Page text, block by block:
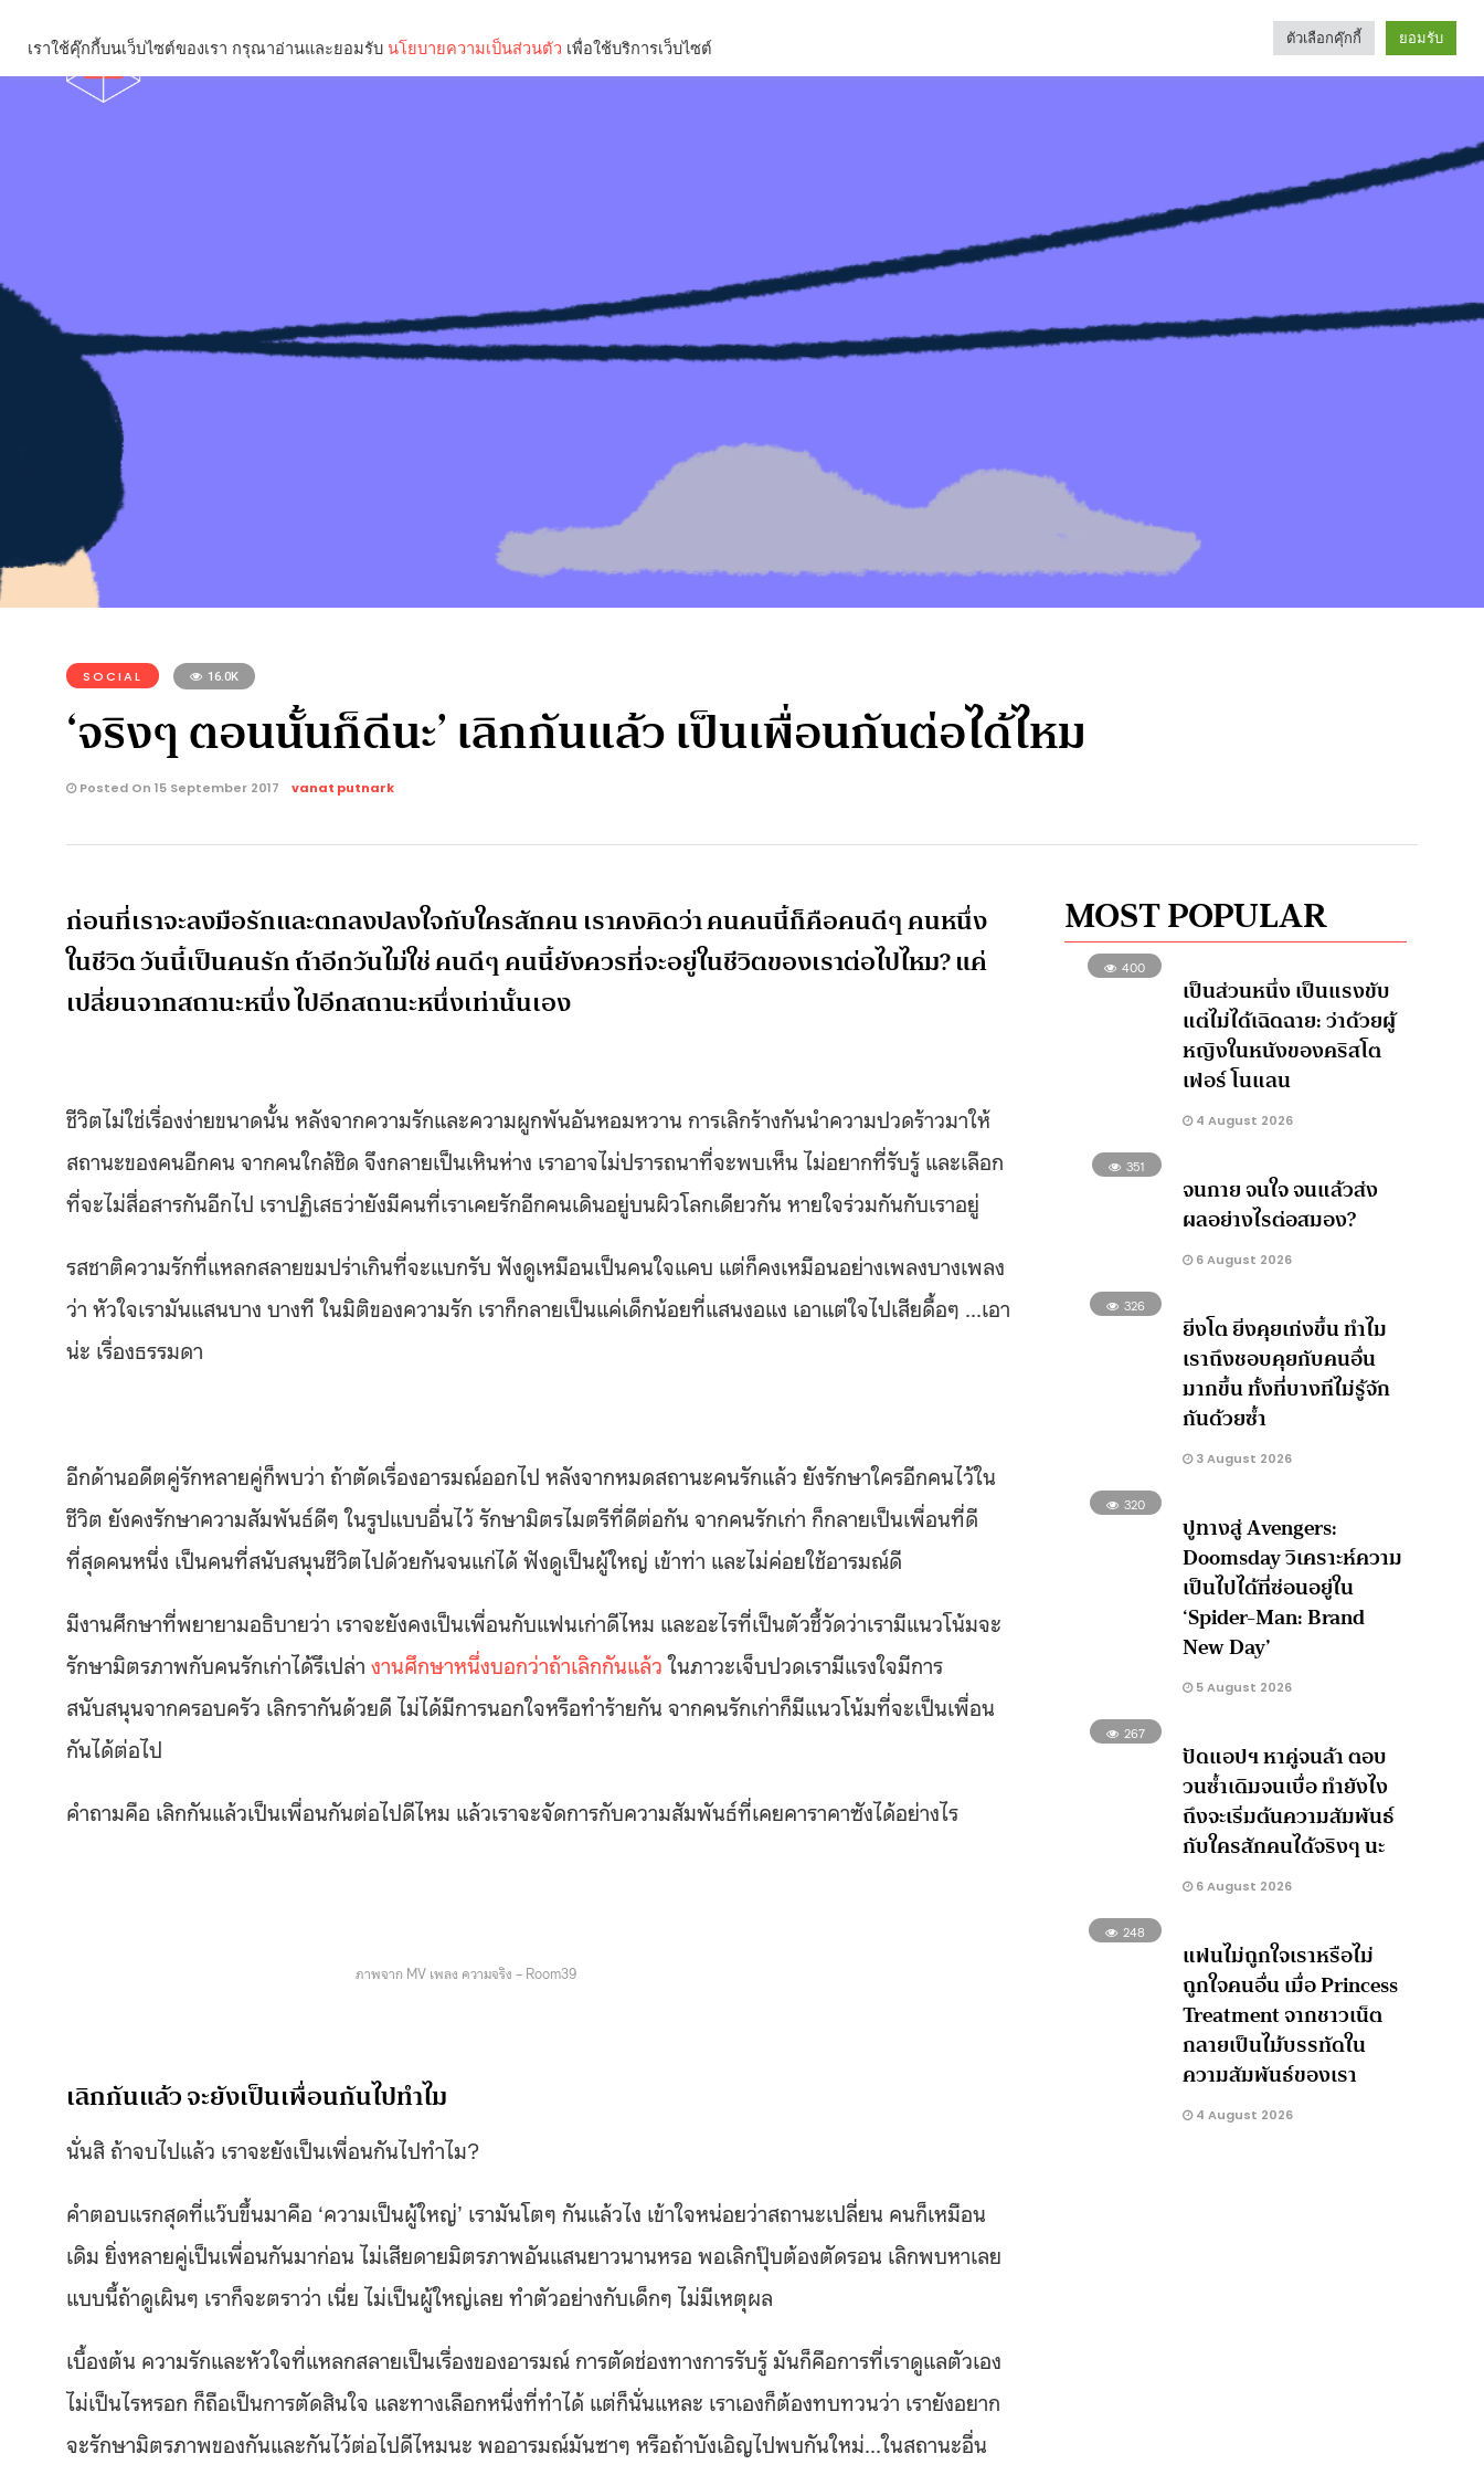
Categories
SOCIAL 16.0K
‘จริงๆ ตอนนั้นก็ดีนะ’ เลิกกันแล้ว เป็นเพื่อนกันต่อได้ไหม
Posted On 15 September 2017 vanat putnark
ก่อนที่เราจะลงมือรักและตกลงปลงใจกับใครสักคน เราคงคิดว่า คนคนนี้ก็คือคนดีๆ คนหนึ่ง
ในชีวิต วันนี้เป็นคนรัก ถ้าอีกวันไม่ใช่ คนดีๆ คนนี้ยังควรที่จะอยู่ในชีวิตของเราต่อไปไหม? แค่
เปลี่ยนจากสถานะหนึ่ง ไปอีกสถานะหนึ่งเท่านั้นเอง
ชีวิตไม่ใช่เรื่องง่ายขนาดนั้น หลังจากความรักและความผูกพันอันหอมหวาน การเลิกร้างกันนำความปวดร้าวมาให้
สถานะของคนอีกคน จากคนใกล้ชิด จึงกลายเป็นเหินห่าง เราอาจไม่ปรารถนาที่จะพบเห็น ไม่อยากที่รับรู้ และเลือก
ที่จะไม่สื่อสารกันอีกไป เราปฏิเสธว่ายังมีคนที่เราเคยรักอีกคนเดินอยู่บนผิวโลกเดียวกัน หายใจร่วมกันกับเราอยู่
รสชาติความรักที่แหลกสลายขมปร่าเกินที่จะแบกรับ ฟังดูเหมือนเป็นคนใจแคบ แต่ก็คงเหมือนอย่างเพลงบางเพลง
ว่า หัวใจเรามันแสนบาง บางที ในมิติของความรัก เราก็กลายเป็นแค่เด็กน้อยที่แสนงอแง เอาแต่ใจไปเสียดื้อๆ …เอา
น่ะ เรื่องธรรมดา
อีกด้านอดีตคู่รักหลายคู่ก็พบว่า ถ้าตัดเรื่องอารมณ์ออกไป หลังจากหมดสถานะคนรักแล้ว ยังรักษาใครอีกคนไว้ใน
ชีวิต ยังคงรักษาความสัมพันธ์ดีๆ ในรูปแบบอื่นไว้ รักษามิตรไมตรีที่ดีต่อกัน จากคนรักเก่า ก็กลายเป็นเพื่อนที่ดี
ที่สุดคนหนึ่ง เป็นคนที่สนับสนุนชีวิตไปด้วยกันจนแก่ได้ ฟังดูเป็นผู้ใหญ่ เข้าท่า และไม่ค่อยใช้อารมณ์ดี
มีงานศึกษาที่พยายามอธิบายว่า เราจะยังคงเป็นเพื่อนกับแฟนเก่าดีไหม และอะไรที่เป็นตัวชี้วัดว่าเรามีแนวโน้มจะ
รักษามิตรภาพกับคนรักเก่าได้รึเปล่า งานศึกษาหนึ่งบอกว่าถ้าเลิกกันแล้วในภาวะเจ็บปวดเรามีแรงใจมีการ
สนับสนุนจากครอบครัว เลิกรากันด้วยดี ไม่ได้มีการนอกใจหรือทำร้ายกัน จากคนรักเก่าก็มีแนวโน้มที่จะเป็นเพื่อน
กันได้ต่อไป
คำถามคือ เลิกกันแล้วเป็นเพื่อนกันต่อไปดีไหม แล้วเราจะจัดการกับความสัมพันธ์ที่เคยคาราคาซังได้อย่างไร
ภาพจาก MV เพลง ความจริง – Room39
เลิกกันแล้ว จะยังเป็นเพื่อนกันไปทำไม
นั่นสิ ถ้าจบไปแล้ว เราจะยังเป็นเพื่อนกันไปทำไม?
คำตอบแรกสุดที่แว๊บขึ้นมาคือ ‘ความเป็นผู้ใหญ่’ เรามันโตๆ กันแล้วไง เข้าใจหน่อยว่าสถานะเปลี่ยน คนก็เหมือน
เดิม ยิ่งหลายคู่เป็นเพื่อนกันมาก่อน ไม่เสียดายมิตรภาพอันแสนยาวนานหรอ พอเลิกปุ๊บต้องตัดรอน เลิกพบหาเลย
แบบนี้ถ้าดูเผินๆ เราก็จะตราว่า เนี่ย ไม่เป็นผู้ใหญ่เลย ทำตัวอย่างกับเด็กๆ ไม่มีเหตุผล
เบื้องต้น ความรักและหัวใจที่แหลกสลายเป็นเรื่องของอารมณ์ การตัดช่องทางการรับรู้ มันก็คือการที่เราดูแลตัวเอง
ไม่เป็นไรหรอก ก็ถือเป็นการตัดสินใจ และทางเลือกหนึ่งที่ทำได้ แต่ก็นั่นแหละ เราเองก็ต้องทบทวนว่า เรายังอยาก
จะรักษามิตรภาพของกันและกันไว้ต่อไปดีไหมนะ พออารมณ์มันซาๆ หรือถ้าบังเอิญไปพบกันใหม่…ในสถานะอื่น
MOST POPULAR
400
เป็นส่วนหนึ่ง เป็นแรงขับ
แต่ไม่ได้เฉิดฉาย: ว่าด้วยผู้
หญิงในหนังของคริสโต
เฟอร์ โนแลน
4 August 2026
351
จนกาย จนใจ จนแล้วส่ง
ผลอย่างไรต่อสมอง?
6 August 2026
326
ยิ่งโต ยิ่งคุยเก่งขึ้น ทำไม
เราถึงชอบคุยกับคนอื่น
มากขึ้น ทั้งที่บางทีไม่รู้จัก
กันด้วยซ้ำ
3 August 2026
320
ปูทางสู่ Avengers:
Doomsday วิเคราะห์ความ
เป็นไปได้ที่ซ่อนอยู่ใน
‘Spider-Man: Brand
New Day’
5 August 2026
267
ปัดแอปฯ หาคู่จนล้า ตอบ
วนซ้ำเดิมจนเบื่อ ทำยังไง
ถึงจะเริ่มต้นความสัมพันธ์
กับใครสักคนได้จริงๆ นะ
6 August 2026
248
แฟนไม่ถูกใจเราหรือไม่
ถูกใจคนอื่น เมื่อ Princess
Treatment จากชาวเน็ต
กลายเป็นไม้บรรทัดใน
ความสัมพันธ์ของเรา
4 August 2026
เราใช้คุ๊กกี้บนเว็บไซต์ของเรา กรุณาอ่านและยอมรับ นโยบายความเป็นส่วนตัว เพื่อใช้บริการเว็บไซต์ ตัวเลือกคุ๊กกี้ ยอมรับ